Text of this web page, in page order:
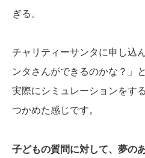
ぎる。
チャリティーサンタに申し込
ンタさんができるのかな？」
実際にシミュレーションをす
つかめた感じです。
子どもの質問に対して、夢の